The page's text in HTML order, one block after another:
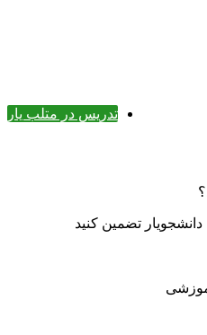
تدریس در متلب یار
تضمین کنید